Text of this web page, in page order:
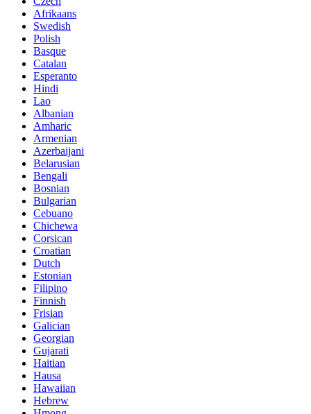
Afrikaans
Swedish
Polish
Basque
Catalan
Esperanto
Hindi
Lao
Albanian
Amharic
Armenian
Azerbaijani
Belarusian
Bengali
Bosnian
Bulgarian
Cebuano
Chichewa
Corsican
Croatian
Dutch
Estonian
Filipino
Finnish
Frisian
Galician
Georgian
Gujarati
Haitian
Hausa
Hawaiian
Hebrew